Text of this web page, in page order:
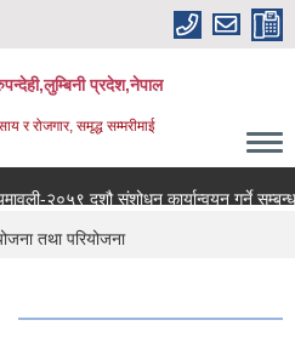
प्रदेश,नेपाल
र रोजगार, समृद्ध सम्मरीमाई
२०५९ दशौ संशोधन कार्यान्वयन गर्ने सम्बन्धमा
तथा परियोजना